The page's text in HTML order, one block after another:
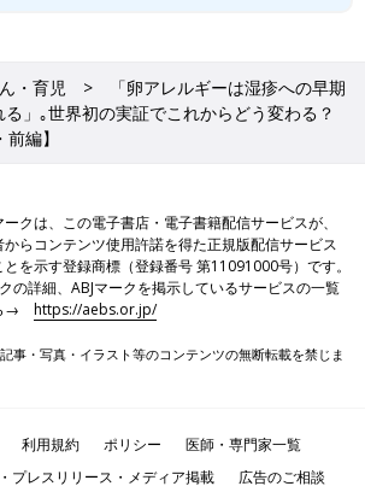
・育児
「卵アレルギーは湿疹への早期
」｡世界初の実証でこれからどう変わる？
編】
ークは、この電子書店・電子書籍配信サービスが、
からコンテンツ使用許諾を得た正規版配信サービス
を示す登録商標（登録番号 第11091000号）です。
の詳細、ABJマークを掲示しているサービスの一覧
ら→https://aebs.or.jp/
事・写真・イラスト等のコンテンツの無断転載を禁じま
利用規約 ポリシー
医師・専門家一覧
プレスリリース・メディア掲載 広告のご相談